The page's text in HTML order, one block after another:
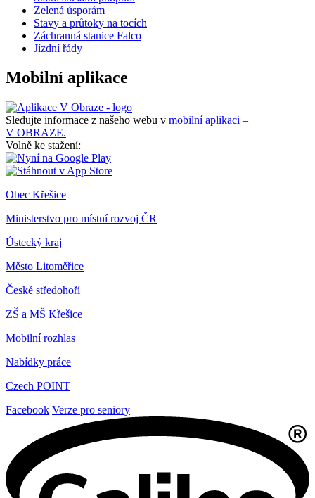
Zelená úsporám
Stavy a průtoky na tocích
Záchranná stanice Falco
Jízdní řády
Mobilní aplikace
Sledujte informace z našeho webu v mobilní aplikaci –
V OBRAZE.
Volně ke stažení:
Obec Křešice
Ministerstvo pro místní rozvoj ČR
Ústecký kraj
Město Litoměřice
České středohoří
ZŠ a MŠ Křešice
Mobilní rozhlas
Nabídky práce
Czech POINT
Facebook Verze pro seniory